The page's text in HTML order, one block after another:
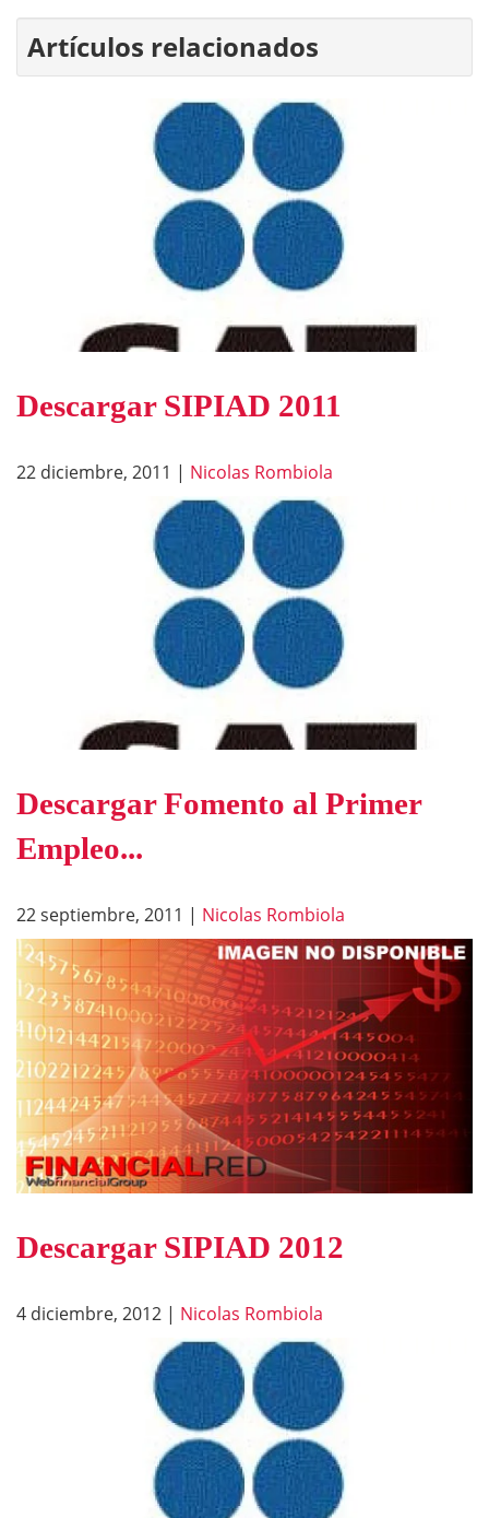
Artículos relacionados
Descargar SIPIAD 2011
22 diciembre, 2011 | Nicolas Rombiola
Descargar Fomento al Primer
Empleo...
22 septiembre, 2011 | Nicolas Rombiola
Descargar SIPIAD 2012
4 diciembre, 2012 | Nicolas Rombiola